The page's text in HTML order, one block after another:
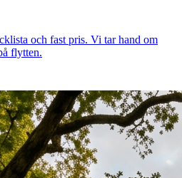
och fast pris. Vi tar hand om
flytten.